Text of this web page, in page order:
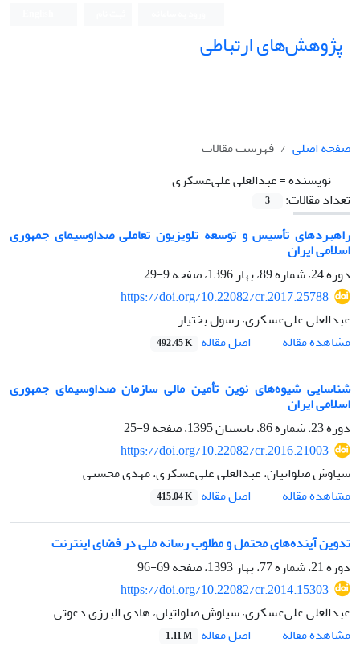
پژوهش‌های ارتباطی
صفحه اصلی
فهرست مقالات
نویسنده =عبدالعلی علی‌عسکری
تعداد مقالات:
3
راهبردهای تأسیس و توسعه تلویزیون تعاملی صداوسیمای جمهوری
اسلامی ایران
دوره 24، شماره 89، بهار 1396، صفحه
9-29
https://doi.org/10.22082/cr.2017.25788
عبدالعلی علی‌عسکری، رسول بختیار
مشاهده مقاله
اصل مقاله 492.45 K
شناسایی شیوه‌های نوین تأمین مالی سازمان صداوسیمای جمهوری
اسلامی ایران
دوره 23، شماره 86، تابستان 1395، صفحه
9-25
https://doi.org/10.22082/cr.2016.21003
سیاوش صلواتیان، عبدالعلی علی‌عسکری، مهدی محسنی
مشاهده مقاله
اصل مقاله 415.04 K
تدوین آینده‌های محتمل و مطلوب رسانه ملی در فضای اینترنت
دوره 21، شماره 77، بهار 1393، صفحه
69-96
https://doi.org/10.22082/cr.2014.15303
عبدالعلی علی‌عسکری، سیاوش صلواتیان، هادی البرزی دعوتی
مشاهده مقاله
اصل مقاله 1.11 M